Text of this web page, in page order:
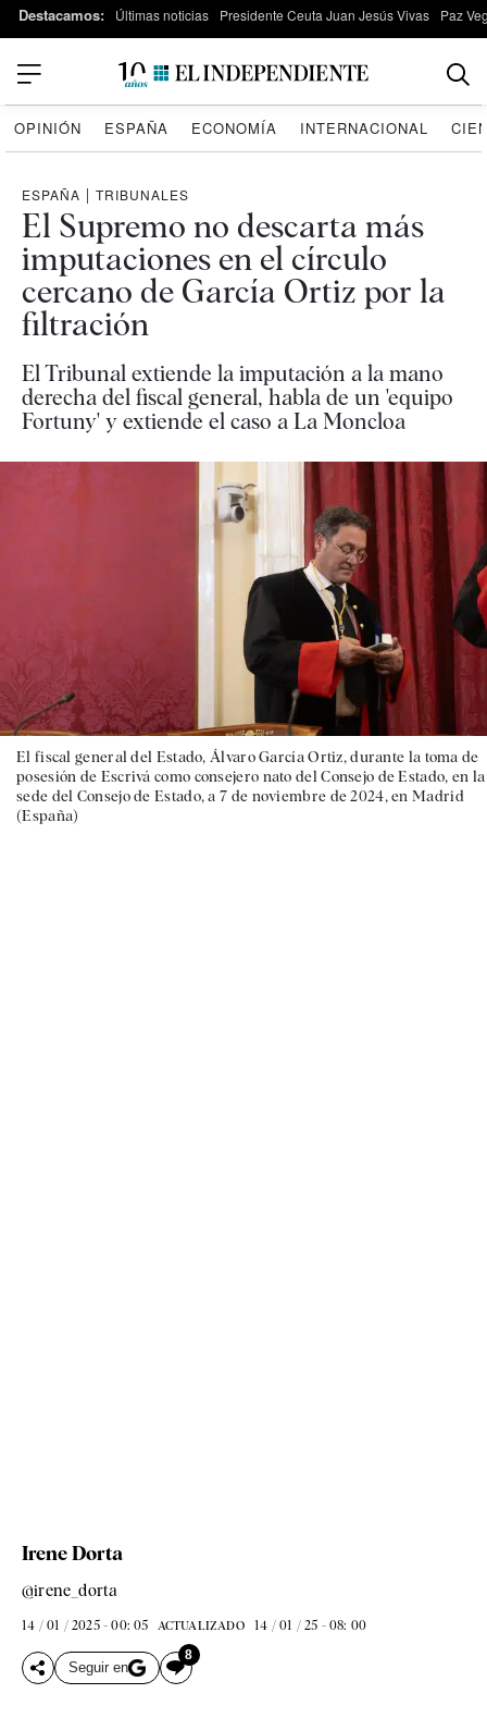
Destacamos: Últimas noticias Presidente Ceuta Juan Jesús Vivas Paz
OPINIÓN ESPAÑA ECONOMÍA INTERNACIONAL
ESPAÑA | TRIBUNALES
El Supremo no descarta más
imputaciones en el círculo
cercano de García Ortiz por la
filtración
El Tribunal extiende la imputación a la mano
derecha del fiscal general, habla de un 'equipo
Fortuny' y extiende el caso a La Moncloa
El fiscal general del Estado, Álvaro García Ortiz, durante la toma de
posesión de Escrivá como consejero nato del Consejo de Estado, en la
sede del Consejo de Estado, a 7 de noviembre de 2024, en Madrid
(España)
Irene Dorta
@irene_dorta
14 / 01 / 2025 - 00: 05 ACTUALIZADO 14 / 01 / 25 - 08: 00
Seguir en
8